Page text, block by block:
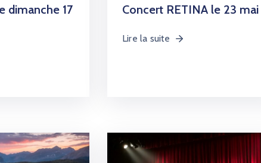
dimanche 17
Concert RETINA le 23 mai
Lire la suite